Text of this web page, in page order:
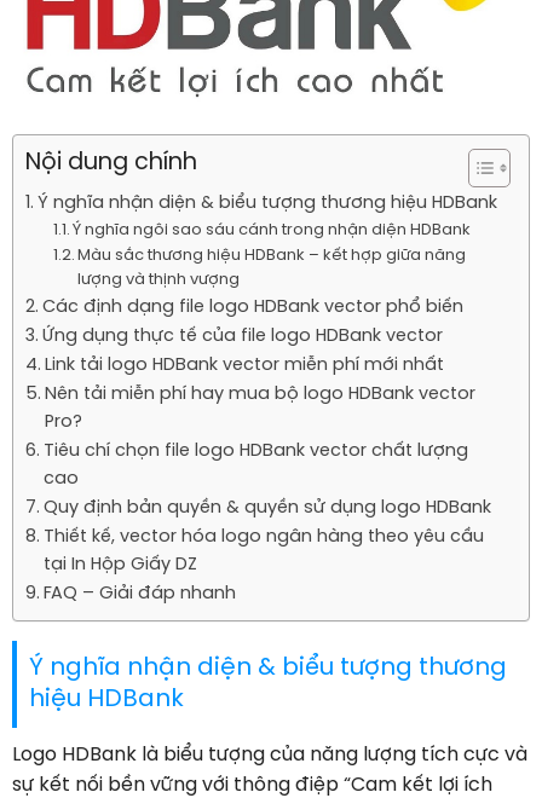
Nội dung chính
Ý nghĩa nhận diện & biểu tượng thương hiệu HDBank
Ý nghĩa ngôi sao sáu cánh trong nhận diện HDBank
Màu sắc thương hiệu HDBank – kết hợp giữa năng
lượng và thịnh vượng
Các định dạng file logo HDBank vector phổ biến
Ứng dụng thực tế của file logo HDBank vector
Link tải logo HDBank vector miễn phí mới nhất
Nên tải miễn phí hay mua bộ logo HDBank vector
Pro?
Tiêu chí chọn file logo HDBank vector chất lượng
cao
Quy định bản quyền & quyền sử dụng logo HDBank
Thiết kế, vector hóa logo ngân hàng theo yêu cầu
tại In Hộp Giấy DZ
FAQ – Giải đáp nhanh
Ý nghĩa nhận diện & biểu tượng thương
hiệu HDBank
Logo HDBank là biểu tượng của năng lượng tích cực và
sự kết nối bền vững với thông điệp “Cam kết lợi ích